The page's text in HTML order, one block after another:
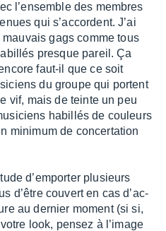
l’en­semble des membres
qui s’ac­cordent. J’ai
gags comme tous
presque pareil. Ça
faut-il que ce soit
du groupe qui portent
vif, mais de teinte un peu
habillés de couleurs
mini­mum de concer­ta­tion
d’em­por­ter plusieurs
d’être couvert en cas d’ac­
au dernier moment (si si,
look, pensez à l’image